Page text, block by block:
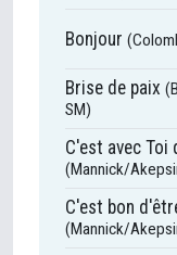
Bonjour
Brise de paix
SM)
C'est avec Toi
(Mannick/
C'est bon
(Mannick/